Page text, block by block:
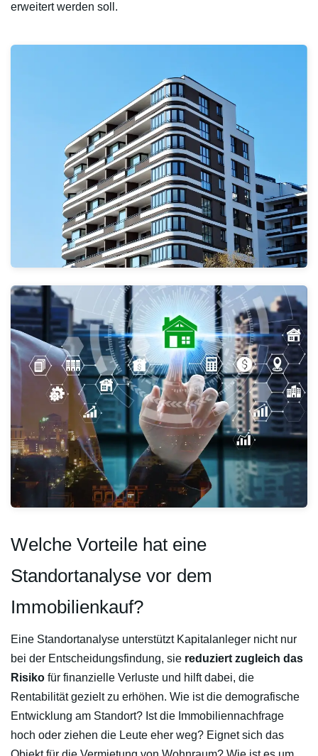
erweitert werden soll.
Welche Vorteile hat eine
Standortanalyse vor dem
Immobilienkauf?
Eine Standortanalyse unterstützt Kapitalanleger nicht nur
bei der Entscheidungsfindung, sie reduziert zugleich das
Risiko für finanzielle Verluste und hilft dabei, die
Rentabilität gezielt zu erhöhen. Wie ist die demografische
Entwicklung am Standort? Ist die Immobiliennachfrage
hoch oder ziehen die Leute eher weg? Eignet sich das